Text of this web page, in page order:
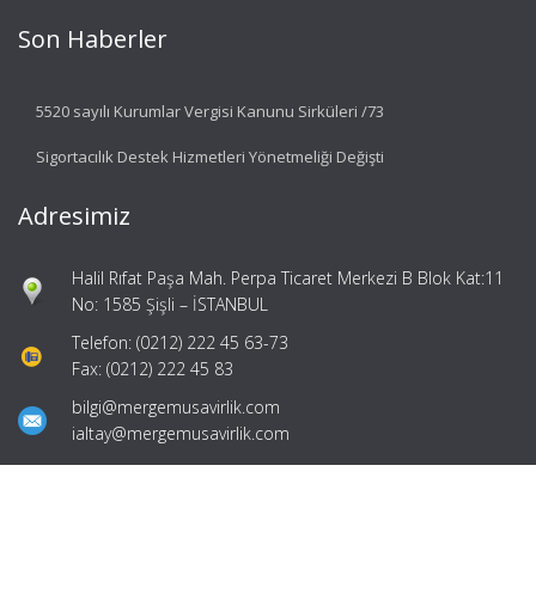
Son Haberler
5520 sayılı Kurumlar Vergisi Kanunu Sirküleri /73
Sigortacılık Destek Hizmetleri Yönetmeliği Değişti
Adresimiz
Halil Rıfat Paşa Mah. Perpa Ticaret Merkezi B Blok Kat:11
No: 1585 Şişli – İSTANBUL
Telefon: (0212) 222 45 63-73
Fax: (0212) 222 45 83
bilgi@mergemusavirlik.com
ialtay@mergemusavirlik.com